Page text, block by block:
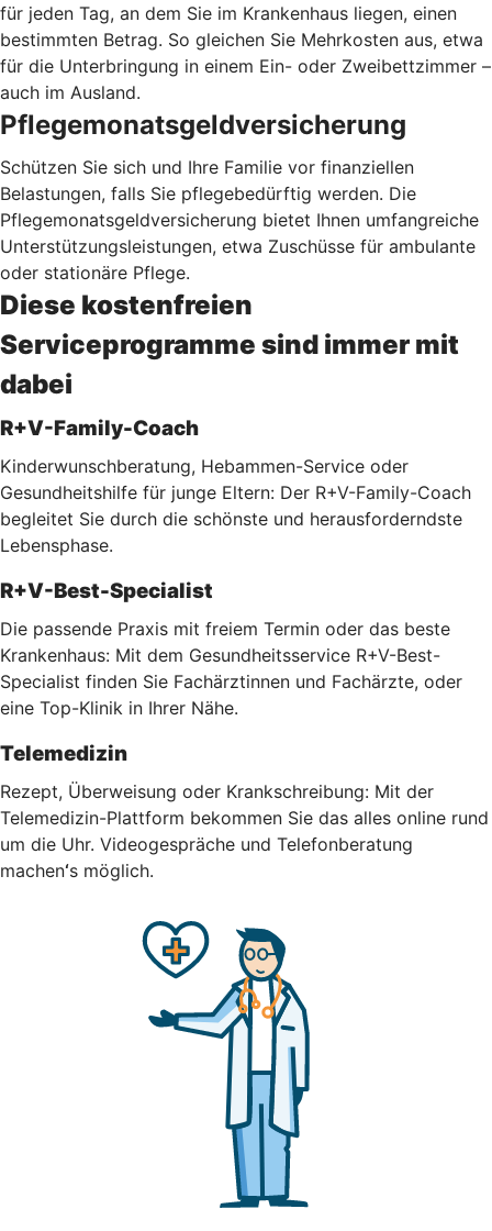
für jeden Tag, an dem Sie im Krankenhaus liegen, einen
bestimmten Betrag. So gleichen Sie Mehrkosten aus, etwa
für die Unterbringung in einem Ein- oder Zweibettzimmer –
auch im Ausland.
Pflegemonatsgeldversicherung
Schützen Sie sich und Ihre Familie vor finanziellen
Belastungen, falls Sie pflegebedürftig werden. Die
Pflegemonatsgeldversicherung bietet Ihnen umfangreiche
Unterstützungsleistungen, etwa Zuschüsse für ambulante
oder stationäre Pflege.
Diese kostenfreien
Serviceprogramme sind immer mit
dabei
R+V-Family-Coach
Kinderwunschberatung, Hebammen-Service oder
Gesundheitshilfe für junge Eltern: Der R+V-Family-Coach
begleitet Sie durch die schönste und herausforderndste
Lebensphase.
R+V-Best-Specialist
Die passende Praxis mit freiem Termin oder das beste
Krankenhaus: Mit dem Gesundheitsservice R+V-Best-
Specialist finden Sie Fachärztinnen und Fachärzte, oder
eine Top-Klinik in Ihrer Nähe.
Telemedizin
Rezept, Überweisung oder Krankschreibung: Mit der
Telemedizin-Plattform bekommen Sie das alles online rund
um die Uhr. Videogespräche und Telefonberatung
machen‘s möglich.